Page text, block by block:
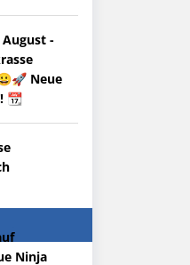
-
Neue
📆
Ninja